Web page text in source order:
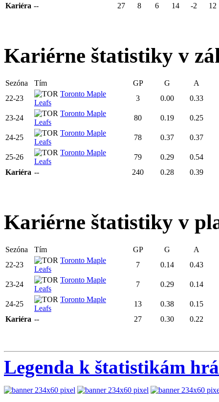
Kariéra -- 27 8 6 14 -2 12
Kariérne štatistiky v
Sezóna Tím GP G
A
22-23
Toronto Maple
Leafs
3 0.00 0.33
23-24
Toronto Maple
Leafs
80 0.19 0.25
24-25
Toronto Maple
Leafs
78 0.37 0.37
25-26
Toronto Maple
Leafs
79 0.29
0.54
Kariéra -- 240 0.28 0.39
Kariérne štatistiky v
Sezóna Tím GP G
A
22-23
Toronto Maple
Leafs
7 0.14 0.43
23-24
Toronto Maple
Leafs
7 0.29 0.14
24-25
Toronto Maple
Leafs
13 0.38
0.15
Kariéra -- 27 0.30 0.22
Legenda k štatistikám